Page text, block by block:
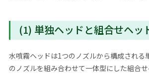
(1) 単独ヘッドと組合せヘッ
水噴霧ヘッドは1つのノズルから構成される
のノズルを組み合わせて一体型にした組合